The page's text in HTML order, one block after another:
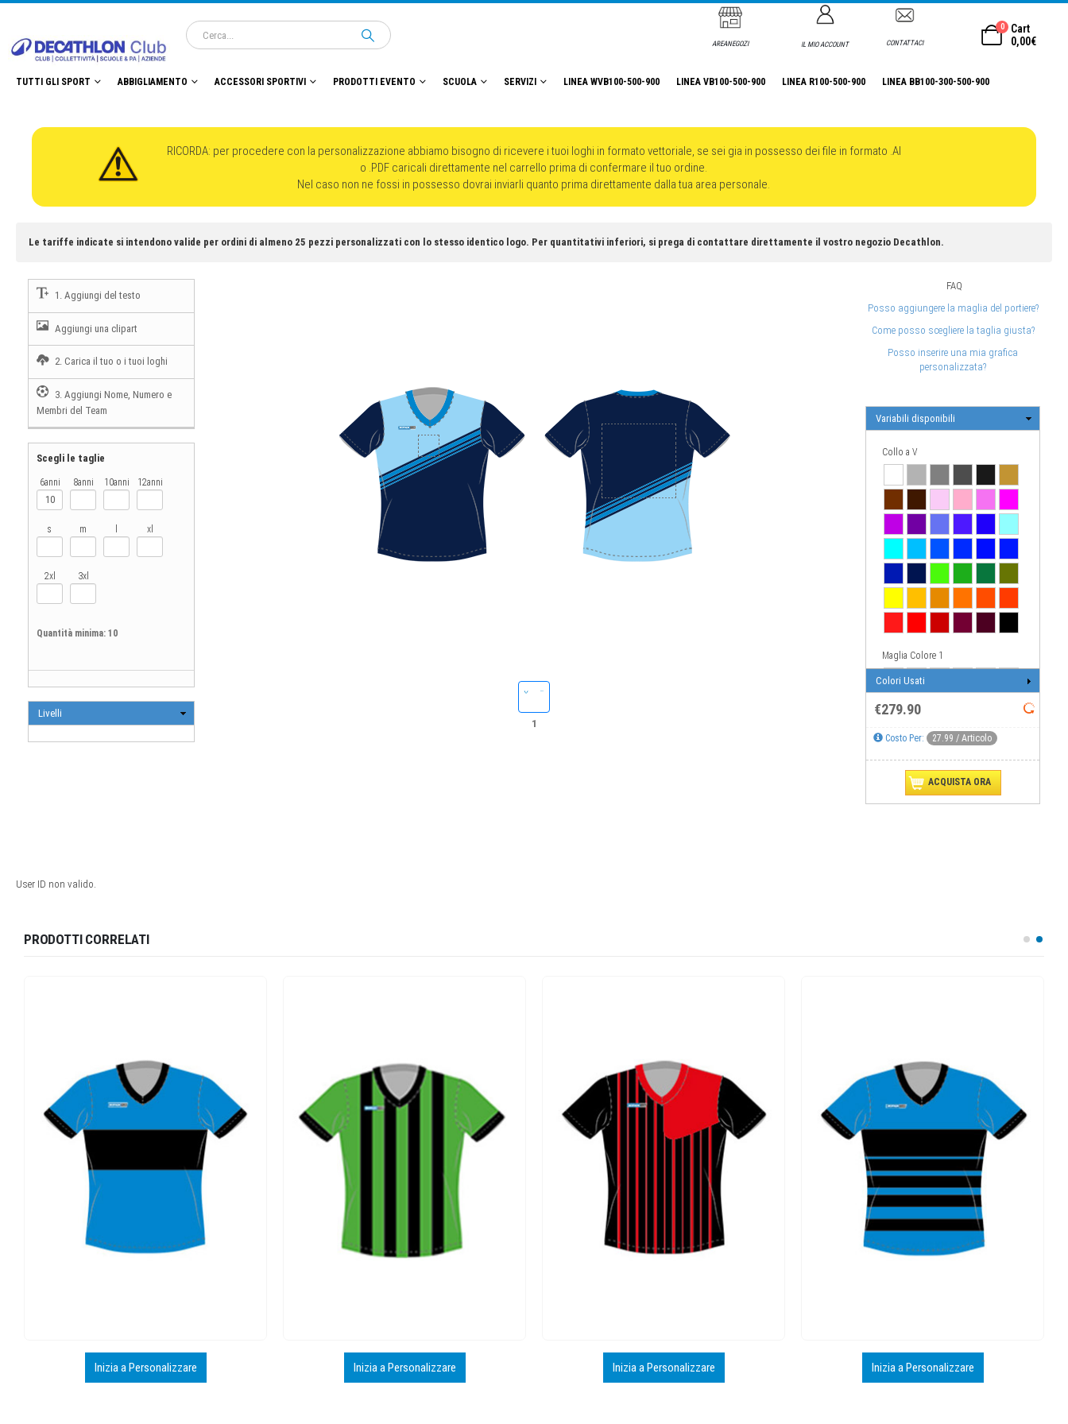
AREANEGOZI IL MIO ACCOUNT CONTATTACI
0
Cart
0,00€
TUTTI GLI SPORT ABBIGLIAMENTO ACCESSORI SPORTIVI PRODOTTI EVENTO SCUOLA SERVIZI LINEA WVB100-500-900 LINEA VB100-500-900 LINEA R100-500-900 LINEA BB100-300-500-900
PRODOTTI CORRELATI
Inizia a Personalizzare Inizia a Personalizzare Inizia a Personalizzare Inizia a Personalizzare